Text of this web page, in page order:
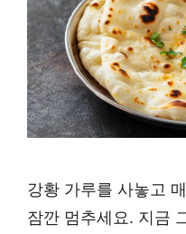
강황 가루를 사놓고
잠깐 멈추세요. 지금